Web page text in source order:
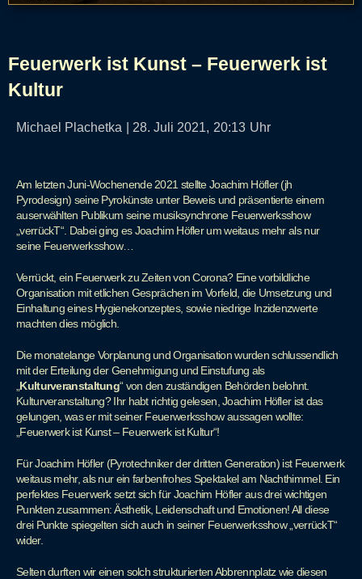
Feuerwerk ist Kunst – Feuerwerk ist
Kultur
Michael Plachetka 28. Juli 2021, 20:13 Uhr
Am letzten Juni-Wochenende 2021 stellte Joachim Höfler (jh
Pyrodesign) seine Pyrokünste unter Beweis und präsentierte einem
auserwählten Publikum seine musiksynchrone Feuerwerksshow
„verrückT“. Dabei ging es Joachim Höfler um weitaus mehr als nur
seine Feuerwerksshow…
Verrückt, ein Feuerwerk zu Zeiten von Corona? Eine vorbildliche
Organisation mit etlichen Gesprächen im Vorfeld, die Umsetzung und
Einhaltung eines Hygienekonzeptes, sowie niedrige Inzidenzwerte
machten dies möglich.
Die monatelange Vorplanung und Organisation wurden schlussendlich
mit der Erteilung der Genehmigung und Einstufung als
Kulturveranstaltung“ von den zuständigen Behörden belohnt.
Kulturveranstaltung? Ihr habt richtig gelesen, Joachim Höfler ist das
gelungen, was er mit seiner Feuerwerksshow aussagen wollte:
„Feuerwerk ist Kunst – Feuerwerk ist Kultur“!
Für Joachim Höfler (Pyrotechniker der dritten Generation) ist Feuerwerk
weitaus mehr, als nur ein farbenfrohes Spektakel am Nachthimmel. Ein
perfektes Feuerwerk setzt sich für Joachim Höfler aus drei wichtigen
Punkten zusammen: Ästhetik, Leidenschaft und Emotionen! All diese
drei Punkte spiegelten sich auch in seiner Feuerwerksshow „verrückT“
wider.
Selten durften wir einen solch strukturierten Abbrennplatz wie diesen